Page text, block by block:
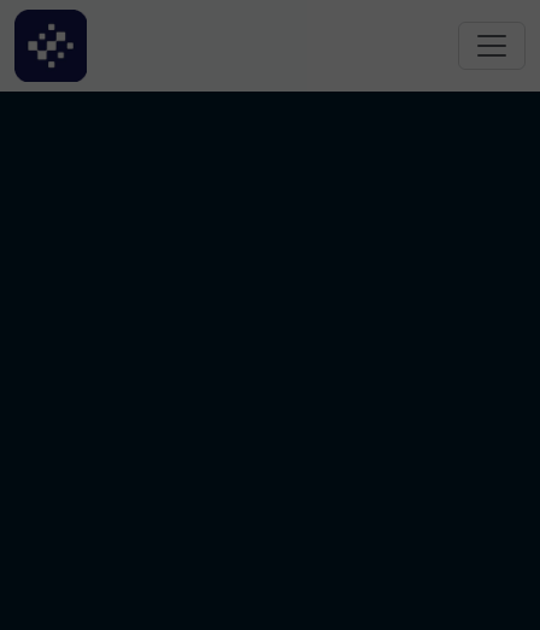
跳转到主要内容